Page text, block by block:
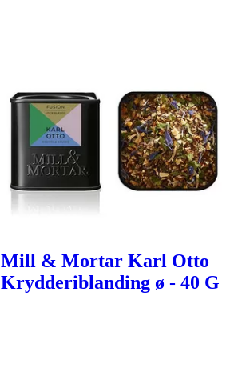
Mill & Mortar Karl Otto
Krydderiblanding ø - 40 G